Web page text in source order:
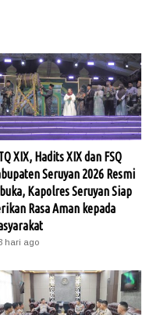
XIX, Hadits XIX dan FSQ
Seruyan 2026 Resmi
Kapolres Seruyan Siap
Rasa Aman kepada
hari ago